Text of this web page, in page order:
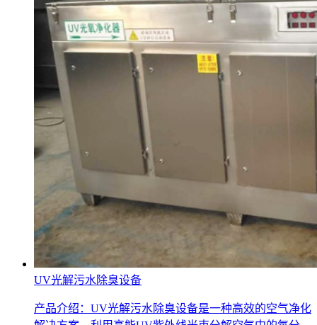
UV光解污水除臭设备
产品介绍：UV光解污水除臭设备是一种高效的空气净化